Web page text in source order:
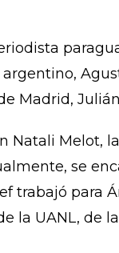
Madrid,
Natali Melot,
se
trabajó para
la UANL, de